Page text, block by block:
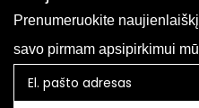
Prenumeruokite
savo pirmam apsipirkimui